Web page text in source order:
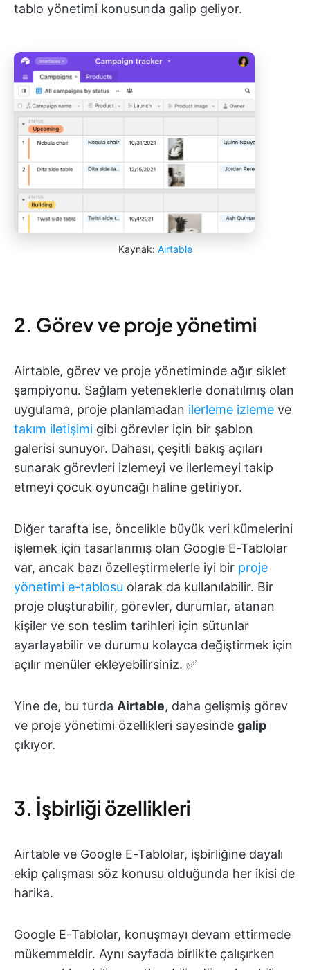
tablo yönetimi konusunda galip geliyor.
Kaynak: Airtable
2. Görev ve proje yönetimi
Airtable, görev ve proje yönetiminde ağır siklet
şampiyonu. Sağlam yeteneklerle donatılmış olan
uygulama, proje planlamadan ilerleme izleme ve
takım iletişimi gibi görevler için bir şablon
galerisi sunuyor. Dahası, çeşitli bakış açıları
sunarak görevleri izlemeyi ve ilerlemeyi takip
etmeyi çocuk oyuncağı haline getiriyor.
Diğer tarafta ise, öncelikle büyük veri kümelerini
işlemek için tasarlanmış olan Google E-Tablolar
var, ancak bazı özelleştirmelerle iyi bir proje
yönetimi e-tablosu olarak da kullanılabilir. Bir
proje oluşturabilir, görevler, durumlar, atanan
kişiler ve son teslim tarihleri için sütunlar
ayarlayabilir ve durumu kolayca değiştirmek için
açılır menüler ekleyebilirsiniz. ✅
Yine de, bu turda Airtable, daha gelişmiş görev
ve proje yönetimi özellikleri sayesinde galip
çıkıyor.
3. İşbirliği özellikleri
Airtable ve Google E-Tablolar, işbirliğine dayalı
ekip çalışması söz konusu olduğunda her ikisi de
harika.
Google E-Tablolar, konuşmayı devam ettirmede
mükemmeldir. Aynı sayfada birlikte çalışırken